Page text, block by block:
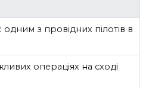
одним з провідних пілотів в
операціях на сході